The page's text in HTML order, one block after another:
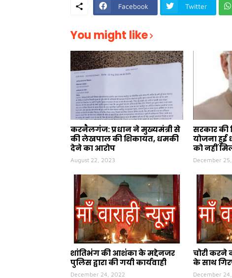
Facebook Twitter
You might like
करनैलगंज: प्रधान ने मुख्यमंत्री से
की लेखपाल की शिकायत, धमकी
देने का आरोप
August 22, 2023
सरकार की
योजना हुई
को नहीं
December
शांतिभंग की आशंका के मद्देनजर
पुलिस द्वारा की गयी कार्यवाही
December 24, 2022
चोरी करने
के साथ
December